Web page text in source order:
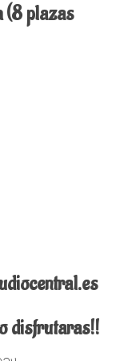
(8 plazas
disfrutaras!!